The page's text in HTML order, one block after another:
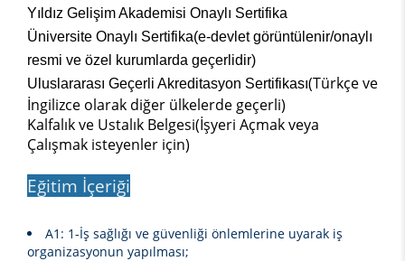
Yıldız Gelişim Akademisi Onaylı Sertifika
Üniversite Onaylı Sertifika(e-devlet görüntülenir/onaylı
resmi ve özel kurumlarda geçerlidir)
Uluslararası Geçerli Akreditasyon Sertifikası(Türkçe ve
İngilizce olarak diğer ülkelerde geçerli)
Kalfalık ve Ustalık Belgesi(İşyeri Açmak veya
Çalışmak isteyenler için)
Eğitim İçeriği
A1: 1-İş sağlığı ve güvenliği önlemlerine uyarak iş
organizasyonun yapılması;